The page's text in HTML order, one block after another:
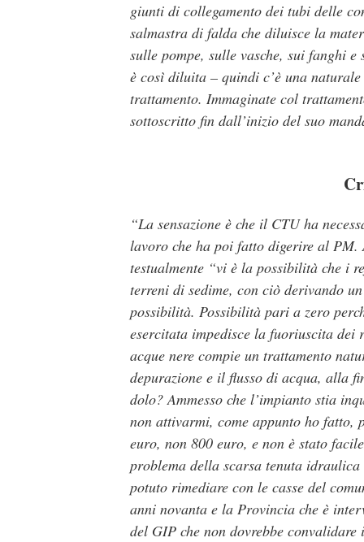
giunti di collegamento dei tubi delle
salmastra di falda che diluisce la
sulle pompe, sulle vasche, sui fanghi
è così diluita – quindi c’è una naturale
trattamento. Immaginate col
sottoscritto fin dall’inizio del suo
“La sensazione è che il CTU ha
lavoro che ha poi fatto digerire al PM.
testualmente “vi è la possibilità che i
terreni di sedime, con ciò derivando
possibilità. Possibilità pari a zero
esercitata impedisce la fuoriuscita
acque nere compie un trattamento
depurazione e il flusso di acqua, alla
dolo? Ammesso che l’impianto stia
non attivarmi, come appunto ho
euro, non 800 euro, e non è stato
problema della scarsa tenuta
potuto rimediare con le casse del
anni novanta e la Provincia che è
del GIP che non dovrebbe